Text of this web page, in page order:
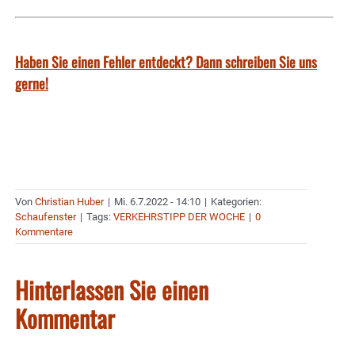
Haben Sie einen Fehler entdeckt? Dann schreiben Sie uns
gerne!
Von Christian Huber | Mi. 6.7.2022 - 14:10 | Kategorien:
Schaufenster | Tags: VERKEHRSTIPP DER WOCHE | 0
Kommentare
Hinterlassen Sie einen
Kommentar